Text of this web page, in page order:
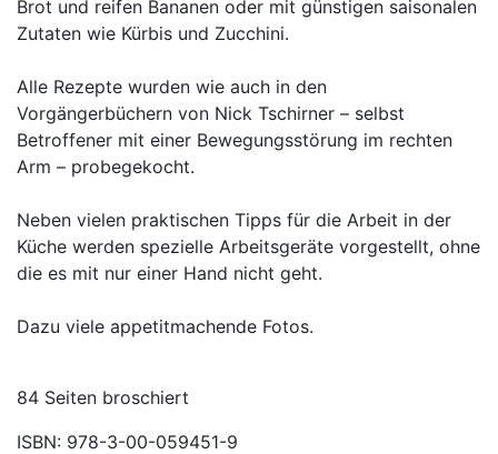
Brot und reifen Bananen oder mit günstigen saisonalen
Zutaten wie Kürbis und Zucchini.
Alle Rezepte wurden wie auch in den
Vorgängerbüchern von Nick Tschirner – selbst
Betroffener mit einer Bewegungsstörung im rechten
Arm – probegekocht.
Neben vielen praktischen Tipps für die Arbeit in der
Küche werden spezielle Arbeitsgeräte vorgestellt, ohne
die es mit nur einer Hand nicht geht.
Dazu viele appetitmachende Fotos.
84 Seiten broschiert
ISBN: 978-3-00-059451-9